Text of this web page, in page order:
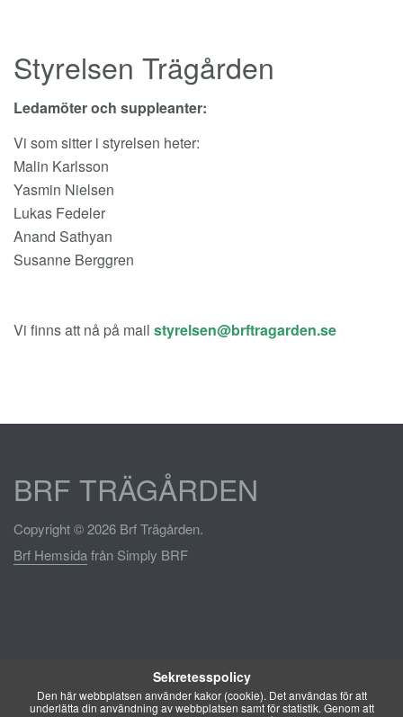
Styrelsen Trägården
Ledamöter och suppleanter:
Vi som sitter i styrelsen heter:
Malin Karlsson
Yasmin Nielsen
Lukas Fedeler
Anand Sathyan
Susanne Berggren
Vi finns att nå på mail
BRF TRÄGÅRDEN
Copyright © 2026 Brf Trägården.
Brf Hemsidafrån Simply BRF
Sekretesspolicy
Den här webbplatsen använder kakor (cookie). Det användas för att
underlätta din användning av webbplatsen samt för statistik. Genom att